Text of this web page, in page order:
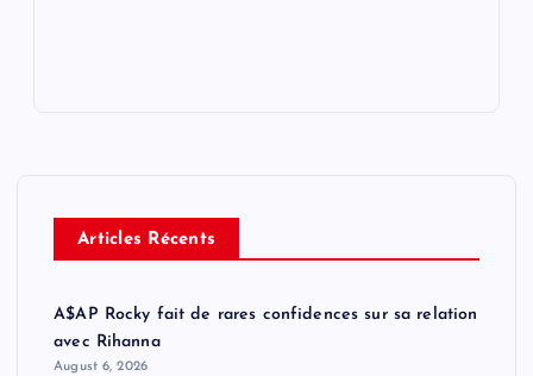
Articles Récents
A$AP Rocky fait de rares confidences sur sa relation
avec Rihanna
August 6, 2026